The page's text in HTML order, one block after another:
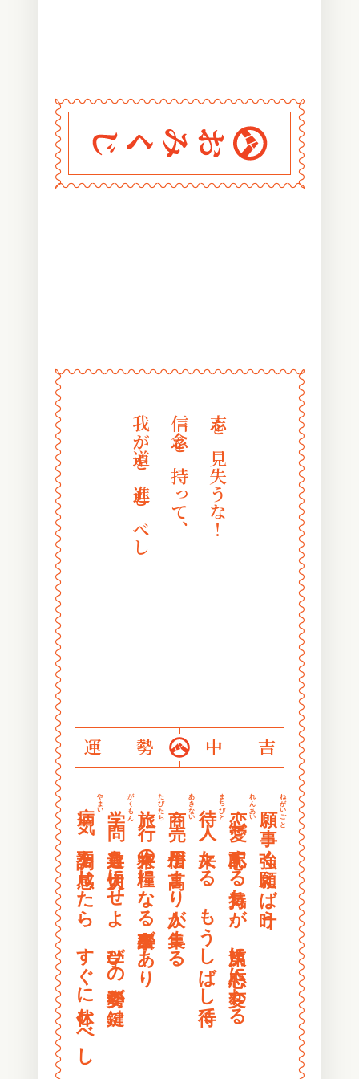
おみくじ堂
〰〰〰〰〰〰〰〰〰〰〰〰
〰〰〰〰〰〰〰〰〰〰〰〰
〰
〰
〰
〰
〰
〰
〰
〰
志を見失うな！
信念を持って、
我が道を進むべし
運勢 中吉
ねがいごと
強く願えば叶う
れんあい
心配する気持ちが、次第に恋心に変わる
まちびと
来たる もうしばし待て
あきない
信用が高まり人が集まる
たびたち
将来の糧になる出来事があり
がくもん
道具を大切にせよ 学びの姿勢が鍵
やまい
不調を感じたら、すぐに休むべし
〰〰〰〰〰〰〰〰〰〰〰〰〰
〰
〰
〰
〰
〰
〰
〰
〰
〰
〰
〰
〰
〰
〰
〰
〰
〰
〰
〰
〰
〰
〰
〰
〰
〰
〰
〰
〰
〰
〰
〰
〰
〰
〰
〰
〰
〰
〰
〰
〰
〰
〰
〰
〰
〰
〰
〰
〰
〰
〰
〰
〰
〰
〰
〰
〰
〰
〰
〰
〰
〰
〰
〰
〰